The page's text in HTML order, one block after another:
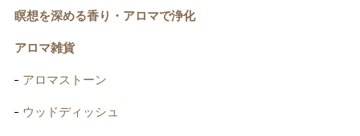
瞑想を深める香り・アロマで浄化
アロマ雑貨
アロマストーン
ウッドディッシュ